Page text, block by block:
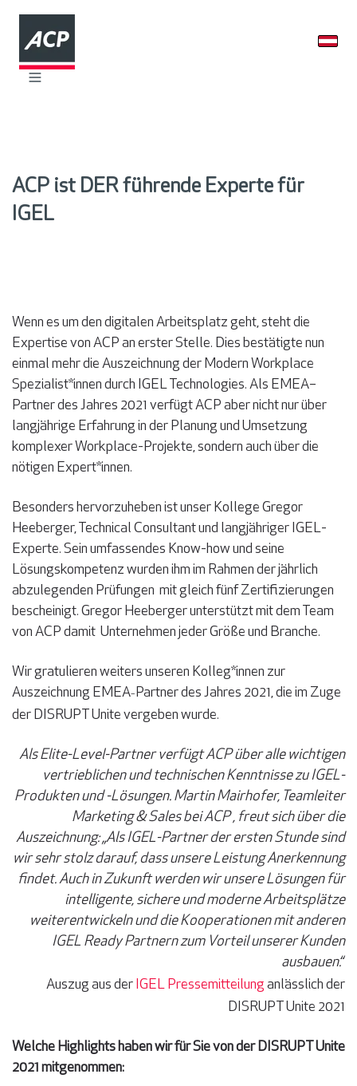
ACP ist DER führende Experte für
IGEL
Wenn es um den digitalen Arbeitsplatz geht, steht die
Expertise von ACP an erster Stelle. Dies bestätigte nun
einmal mehr die Auszeichnung der Modern Workplace
Spezialist*innen durch IGEL Technologies. Als EMEA–
Partner des Jahres 2021 verfügt ACP aber nicht nur über
langjährige Erfahrung in der Planung und Umsetzung
komplexer Workplace-Projekte, sondern auch über die
nötigen Expert*innen.
Besonders hervorzuheben ist unser Kollege Gregor
Heeberger, Technical Consultant und langjähriger IGEL-
Experte. Sein umfassendes Know-how und seine
Lösungskompetenz wurden ihm im Rahmen der jährlich
abzulegenden Prüfungen mit gleich fünf Zertifizierungen
bescheinigt. Gregor Heeberger unterstützt mit dem Team
von ACP damit Unternehmen jeder Größe und Branche.
Wir gratulieren weiters unseren Kolleg*innen zur
Auszeichnung EMEA–Partner des Jahres 2021, die im Zuge
der DISRUPT Unite vergeben wurde.
Als Elite-Level-Partnerverfügt ACP über alle wichtigen
vertrieblichen und technischen Kenntnisse zu IGEL-
Produkten und -Lösungen. Martin Mairhofer, Teamleiter
Marketing & Sales bei ACP , freut sich über die
Auszeichnung: „Als IGEL-Partner der ersten Stunde sind
wir sehr stolz darauf, dass unsere Leistung Anerkennung
findet. Auch in Zukunft werden wir unsere Lösungen für
intelligente, sichere und moderne Arbeitsplätze
weiterentwickeln und die Kooperationen mit anderen
IGEL Ready Partnern zum Vorteil unserer Kunden
ausbauen.“
Auszug aus der IGEL Pressemitteilung anlässlich der
DISRUPT Unite 2021
Welche Highlights haben wir für Sie von der DISRUPT Unite
2021 mitgenommen: